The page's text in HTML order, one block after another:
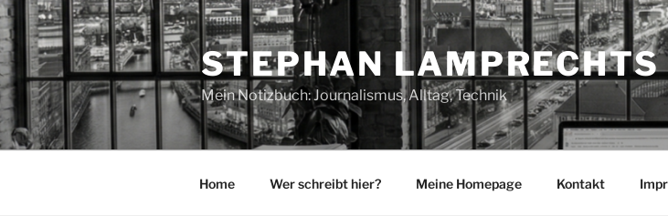
Zum
Inhalt
springen
STEPHAN LAMPRECHTS
Mein Notizbuch: Journalismus, Alltag, Technik
Home Wer schreibt hier? Meine Homepage Kontakt